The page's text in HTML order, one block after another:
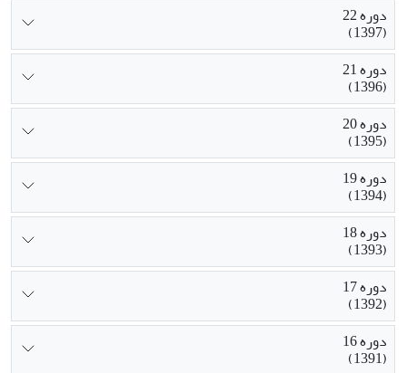
دوره 22
(1397)
دوره 21
(1396)
دوره 20
(1395)
دوره 19
(1394)
دوره 18
(1393)
دوره 17
(1392)
دوره 16
(1391)